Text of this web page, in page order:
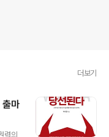
더보기
마
력의